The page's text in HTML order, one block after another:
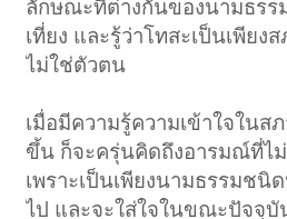
ลักษณะที่ต่างกันของนามธรร
เที่ยง และรู้ว่าโทสะเป็นเพียง
ไม่ใช่ตัวตน
เมื่อมีความรู้ความเข้าใจในส
ขึ้น ก็จะครุ่นคิดถึงอารมณ์ที่ไ
เพราะเป็นเพียงนามธรรมชนิ
ไป และจะใส่ใจในขณะปัจจุ